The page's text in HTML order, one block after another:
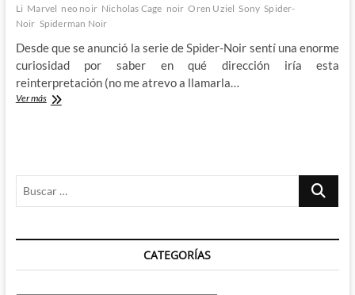
Li Marvel neo noir Nicholas Cage noir Oren Uziel Sony Spider-
Noir Spiderman Noir
Desde que se anunció la serie de Spider-Noir sentí una enorme
curiosidad por saber en qué dirección iría esta
reinterpretación (no me atrevo a llamarla…
Ver másSpider-
año
por
lo
Buscar
CATEGORÍAS